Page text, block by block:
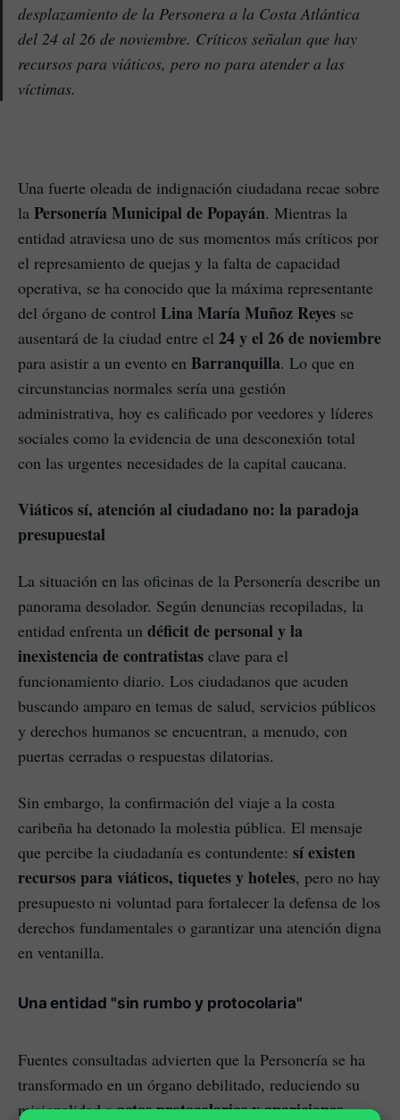
desplazamiento de la Personera a la Costa Atlántica
del 24 al 26 de noviembre. Críticos señalan que hay
recursos para viáticos, pero no para atender a las
víctimas.
Una fuerte oleada de indignación ciudadana recae sobre
la Personería Municipal de Popayán. Mientras la
entidad atraviesa uno de sus momentos más críticos por
el represamiento de quejas y la falta de capacidad
operativa, se ha conocido que la máxima representante
del órgano de control Lina María Muñoz Reyes se
ausentará de la ciudad entre el 24 y el 26 de noviembre
para asistir a un evento en Barranquilla. Lo que en
circunstancias normales sería una gestión
administrativa, hoy es calificado por veedores y líderes
sociales como la evidencia de una desconexión total
con las urgentes necesidades de la capital caucana.
Viáticos sí, atención al ciudadano no: la paradoja
presupuestal
La situación en las oficinas de la Personería describe un
panorama desolador. Según denuncias recopiladas, la
entidad enfrenta un déficit de personal y la
inexistencia de contratistas clave para el
funcionamiento diario. Los ciudadanos que acuden
buscando amparo en temas de salud, servicios públicos
y derechos humanos se encuentran, a menudo, con
puertas cerradas o respuestas dilatorias.
Sin embargo, la confirmación del viaje a la costa
caribeña ha detonado la molestia pública. El mensaje
que percibe la ciudadanía es contundente: sí existen
recursos para viáticos, tiquetes y hoteles, pero no hay
presupuesto ni voluntad para fortalecer la defensa de los
derechos fundamentales o garantizar una atención digna
en ventanilla.
Una entidad "sin rumbo y protocolaria"
Fuentes consultadas advierten que la Personería se ha
transformado en un órgano debilitado, reduciendo su
misionalidad aactos protocolarios y apariciones